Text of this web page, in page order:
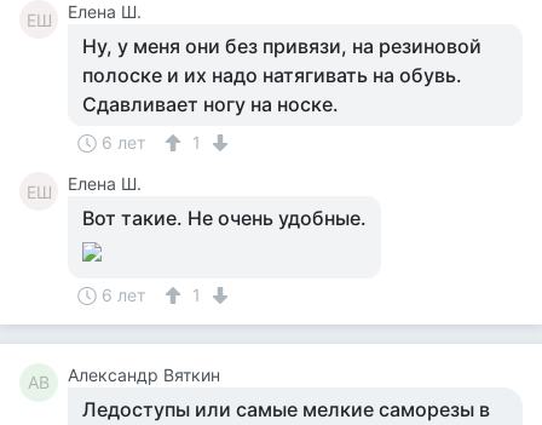
ЕШ Елена Ш.
Ну, у меня они без привязи, на резиновой
полоске и их надо натягивать на обувь.
Сдавливает ногу на носке.
6 лет 1
ЕШ Елена Ш.
Вот такие. Не очень удобные.
6 лет 1
АВ Александр Вяткин
Ледоступы или самые мелкие саморезы в